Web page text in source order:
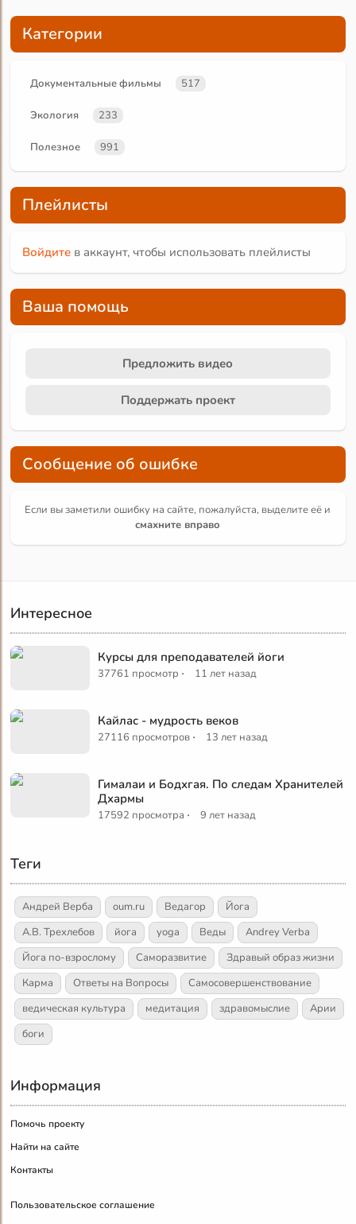
Категории
Документальные фильмы 517
Экология 233
Полезное 991
Плейлисты
Войдите в аккаунт, чтобы использовать плейлисты
Ваша помощь
Предложить видео
Поддержать проект
Сообщение об ошибке
Если вы заметили ошибку на сайте, пожалуйста, выделите её и
смахните вправо
Интересное
Курсы для преподавателей йоги
37761 просмотр · 11 лет назад
Кайлас - мудрость веков
27116 просмотров · 13 лет назад
Гималаи и Бодхгая. По следам Хранителей
Дхармы
17592 просмотра · 9 лет назад
Теги
Андрей Верба oum.ru Ведагор
Йога
А.В. Трехлебов
йога yoga Веды
Andrey Verba
Йога по-взрослому
Саморазвитие
Здравый образ жизни
Карма
Ответы на Вопросы
Самосовершенствование
ведическая культура
медитация здравомыслие
Арии
боги
Информация
Помочь проекту
Найти на сайте
Контакты
Пользовательское соглашение